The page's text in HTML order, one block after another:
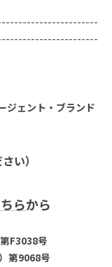
ジェント・ブランド
い）
らから
F3038号
9068号